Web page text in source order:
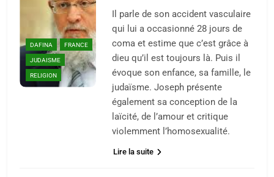
DAFINA
FRANCE
JUDAISME
RELIGION
Il parle de son accident vasculaire
qui lui a occasionné 28 jours de
coma et estime que c’est grâce à
dieu qu’il est toujours là. Puis il
évoque son enfance, sa famille, le
judaïsme. Joseph présente
également sa conception de la
laïcité, de l’amour et critique
violemment l’homosexualité.
Lire la suite